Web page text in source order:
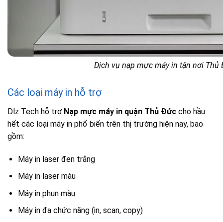
Dịch vụ nạp mực máy in tận nơi
Các loại máy in hỗ trợ
Dlz Tech hỗ trợ Nạp mực máy in quận Thủ Đức cho hầu
hết các loại máy in phổ biến trên thị trường hiện nay, bao
gồm:
Máy in laser đen trắng
Máy in laser màu
Máy in phun màu
Máy in đa chức năng (in, scan, copy)